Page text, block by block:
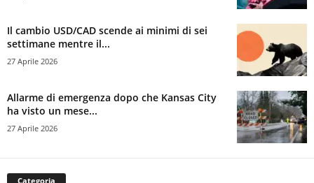
Il cambio USD/CAD scende ai minimi di sei
settimane mentre il...
27 Aprile 2026
Allarme di emergenza dopo che Kansas City
ha visto un mese...
27 Aprile 2026
Categoria